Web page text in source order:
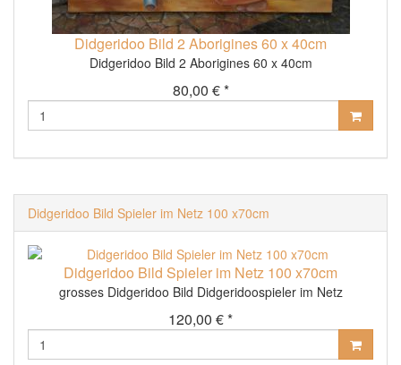
Didgeridoo Bild 2 Aborigines 60 x 40cm
Didgeridoo Bild 2 Aborigines 60 x 40cm
80,00 € *
Didgeridoo Bild Spieler im Netz 100 x70cm
Didgeridoo Bild Spieler im Netz 100 x70cm
grosses Didgeridoo Bild Didgeridoospieler im Netz
120,00 € *